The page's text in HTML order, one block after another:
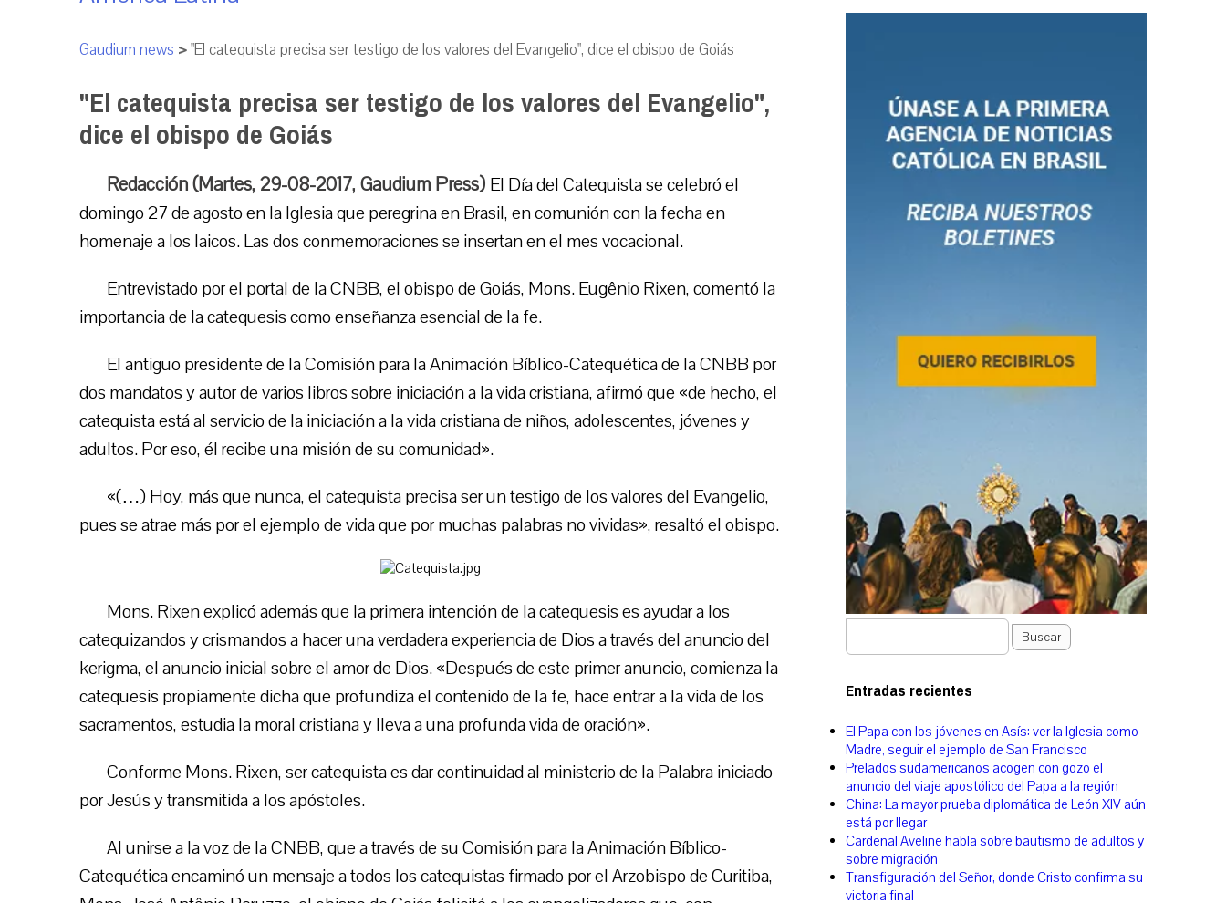
Gaudium news >"El catequista precisa ser testigo de los valores del Evangelio", dice el obispo de Goiás
"El catequista precisa ser testigo de los valores del Evangelio",
dice el obispo de Goiás
Redacción (Martes, 29-08-2017, Gaudium Press) El Día del Catequista se celebró el
domingo 27 de agosto en la Iglesia que peregrina en Brasil, en comunión con la fecha en
homenaje a los laicos. Las dos conmemoraciones se insertan en el mes vocacional.
Entrevistado por el portal de la CNBB, el obispo de Goiás, Mons. Eugênio Rixen, comentó la
importancia de la catequesis como enseñanza esencial de la fe.
El antiguo presidente de la Comisión para la Animación Bíblico-Catequética de la CNBB por
dos mandatos y autor de varios libros sobre iniciación a la vida cristiana, afirmó que «de hecho, el
catequista está al servicio de la iniciación a la vida cristiana de niños, adolescentes, jóvenes y
adultos. Por eso, él recibe una misión de su comunidad».
«(…) Hoy, más que nunca, el catequista precisa ser un testigo de los valores del Evangelio,
pues se atrae más por el ejemplo de vida que por muchas palabras no vividas», resaltó el obispo.
Mons. Rixen explicó además que la primera intención de la catequesis es ayudar a los
catequizandos y crismandos a hacer una verdadera experiencia de Dios a través del anuncio del
kerigma, el anuncio inicial sobre el amor de Dios. «Después de este primer anuncio, comienza la
catequesis propiamente dicha que profundiza el contenido de la fe, hace entrar a la vida de los
sacramentos, estudia la moral cristiana y lleva a una profunda vida de oración».
Conforme Mons. Rixen, ser catequista es dar continuidad al ministerio de la Palabra iniciado
por Jesús y transmitida a los apóstoles.
Al unirse a la voz de la CNBB, que a través de su Comisión para la Animación Bíblico-
Catequética encaminó un mensaje a todos los catequistas firmado por el Arzobispo de Curitiba,
Buscar
Entradas recientes
El Papa con los jóvenes en Asís: ver la Iglesia como
Madre, seguir el ejemplo de San Francisco
Prelados sudamericanos acogen con gozo el
anuncio del viaje apostólico del Papa a la región
China: La mayor prueba diplomática de León XIV aún
está por llegar
Cardenal Aveline habla sobre bautismo de adultos y
sobre migración
Transfiguración del Señor, donde Cristo confirma su
victoria final